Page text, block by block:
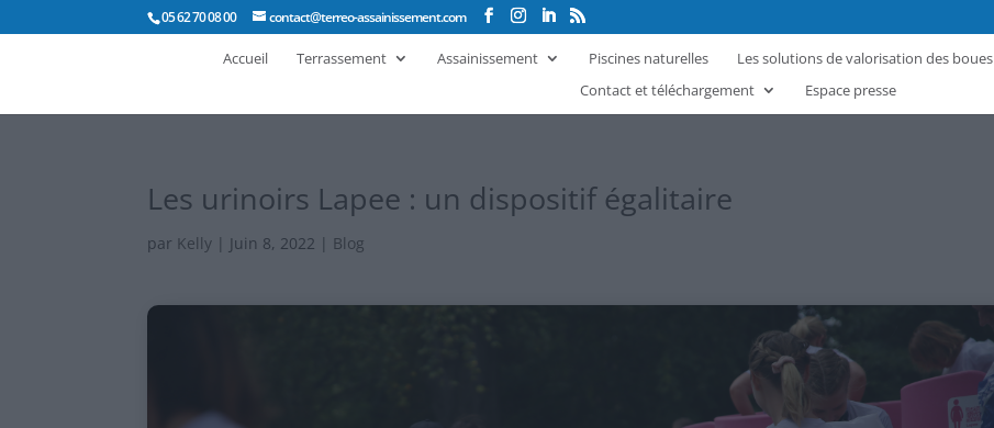
05 62 70 08 00 contact@terreo-assainissement.com
Accueil Terrassement Assainissement Piscines naturelles Les solutions de valorisation des boues
Contact et téléchargement
Espace presse
Les urinoirs Lapee : un dispositif égalitaire
par Kelly | Juin 8, 2022 | Blog